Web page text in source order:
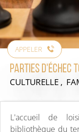
APPELER
Parties d'échec
CULTURELLE ,
L'accueil de
bibliothèque du